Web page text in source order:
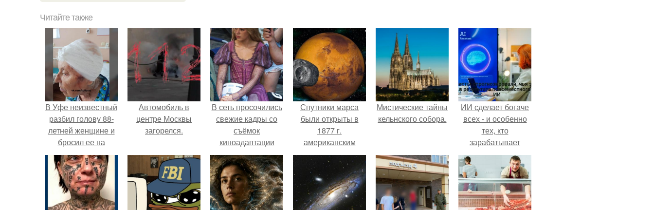
Читайте также
В Уфе неизвестный
разбил голову 88-
летней женщине и
бросил ее на
асфальт.
Автомобиль в
центре Москвы
загорелся.
В сеть просочились
свежие кадры со
съёмок
киноадаптации
"Рапунцель", и всё
внимание
моментально
оказалось
приковано к Тиган
Спутники марса
были открыты в
1877 г.
американским
астрономом а.
холлом.
Мистические тайны
кельнского собора.
ИИ сделает богаче
всех - и особенно
тех, кто
зарабатывает
меньше всего.